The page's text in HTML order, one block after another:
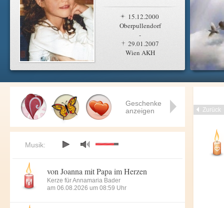
15.12.2000
Oberpullendorf
-
29.01.2007
Wien AKH
Zurück
Geschenke
anzeigen
Musik:
von Joanna mit Papa im Herzen
Kerze für Annamaria Bader
am 06.08.2026 um 08:59 Uhr